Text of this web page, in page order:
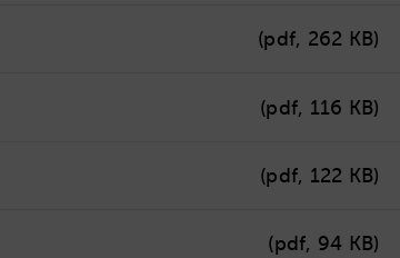
(pdf, 262 KB)
(pdf, 116 KB)
(pdf, 122 KB)
(pdf, 94 KB)